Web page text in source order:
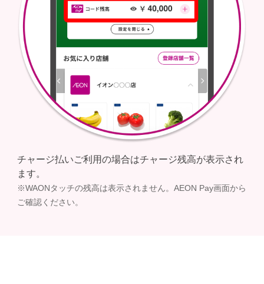
チャージ払いご利用の場合はチャージ残高が表示され
ます。
※WAONタッチの残高は表示されません。AEON Pay画面から
ご確認ください。